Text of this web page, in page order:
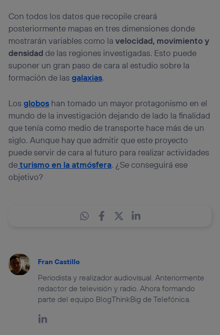
Con todos los datos que recopile creará
posteriormente mapas en tres dimensiones donde
mostrarán variables como la velocidad, movimiento y
densidadde las regiones investigadas. Esto puede
suponer un gran paso de cara al estudio sobre la
formación de lasgalaxias.
Losglobos han tomado un mayor protagonismo en el
mundo de la investigación dejando de lado la finalidad
que tenía como medio de transporte hace más de un
siglo. Aunque hay que admitir que este proyecto
puede servir de cara al futuro para realizar actividades
deturismo en la atmósfera. ¿Se conseguirá ese
objetivo?
Fran Castillo
Periodista y realizador audiovisual. Anteriormente
redactor de televisión y radio. Ahora formando
parte del equipo BlogThinkBig de Telefónica.